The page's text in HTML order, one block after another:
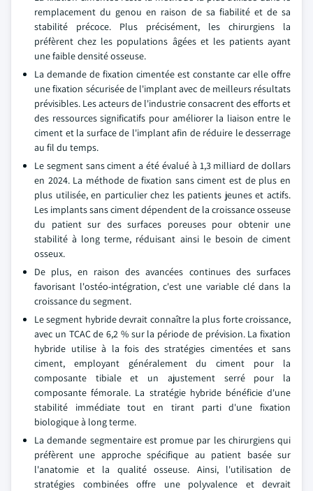
remplacement du genou en raison de sa fiabilité et de sa
stabilité précoce. Plus précisément, les chirurgiens la
préfèrent chez les populations âgées et les patients ayant
une faible densité osseuse.
La demande de fixation cimentée est constante car elle offre
une fixation sécurisée de l'implant avec de meilleurs résultats
prévisibles. Les acteurs de l'industrie consacrent des efforts et
des ressources significatifs pour améliorer la liaison entre le
ciment et la surface de l'implant afin de réduire le desserrage
au fil du temps.
Le segment sans ciment a été évalué à 1,3 milliard de dollars
en 2024. La méthode de fixation sans ciment est de plus en
plus utilisée, en particulier chez les patients jeunes et actifs.
Les implants sans ciment dépendent de la croissance osseuse
du patient sur des surfaces poreuses pour obtenir une
stabilité à long terme, réduisant ainsi le besoin de ciment
osseux.
De plus, en raison des avancées continues des surfaces
favorisant l'ostéo-intégration, c'est une variable clé dans la
croissance du segment.
Le segment hybride devrait connaître la plus forte croissance,
avec un TCAC de 6,2 % sur la période de prévision. La fixation
hybride utilise à la fois des stratégies cimentées et sans
ciment, employant généralement du ciment pour la
composante tibiale et un ajustement serré pour la
composante fémorale. La stratégie hybride bénéficie d'une
stabilité immédiate tout en tirant parti d'une fixation
biologique à long terme.
La demande segmentaire est promue par les chirurgiens qui
préfèrent une approche spécifique au patient basée sur
l'anatomie et la qualité osseuse. Ainsi, l'utilisation de
stratégies combinées offre une polyvalence et devrait